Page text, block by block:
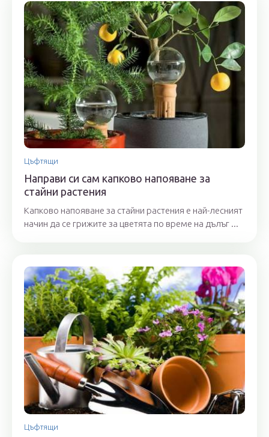
Цъфтящи
Направи си сам капково напояване за
стайни растения
Капково напояване за стайни растения е най-лесният
начин да се грижите за цветята по време на дълъг ...
Цъфтящи